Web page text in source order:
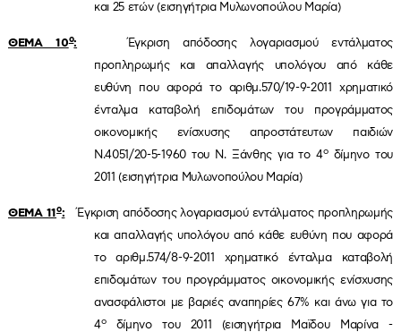
και 25 ετών (εισηγήτρια Μυλωνοπούλου Μαρία)
ΘΕΜΑ 10ο: Έγκριση απόδοσης λογαριασμού εντάλματος
προπληρωμής και απαλλαγής υπολόγου από κάθε
ευθύνη που αφορά το αριθμ.570/19-9-2011 χρηματικό
ένταλμα καταβολή επιδομάτων του προγράμματος
οικονομικής ενίσχυσης απροστάτευτων παιδιών
Ν.4051/20-5-1960 του Ν. Ξάνθης για το 4οδίμηνο του
2011 (εισηγήτρια Μυλωνοπούλου Μαρία)
ΘΕΜΑ 11ο: Έγκριση απόδοσης λογαριασμού εντάλματος προπληρωμής
και απαλλαγής υπολόγου από κάθε ευθύνη που αφορά
το αριθμ.574/8-9-2011 χρηματικό ένταλμα καταβολή
επιδομάτων του προγράμματος οικονομικής ενίσχυσης
ανασφάλιστοι με βαριές αναπηρίες 67% και άνω για το
4οδίμηνο του 2011 (εισηγήτρια Μαϊδου Μαρίνα -